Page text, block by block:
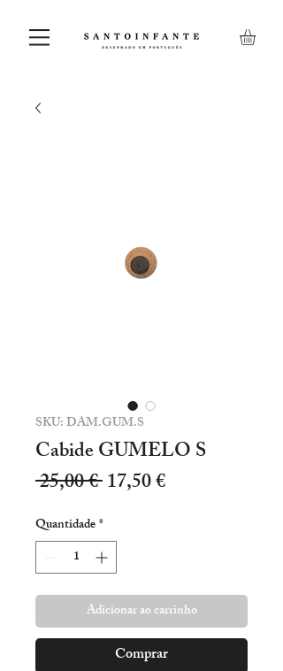
SKU: DAM.GUM.S
Cabide GUMELO S
25,00 € Preço
17,50 €Preço
Quantidade*
Adicionar ao carrinho
Comprar